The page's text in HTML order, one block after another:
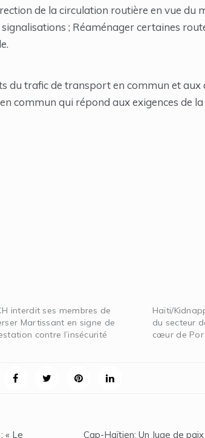
de la circulation routière en vue du
; Réaménager certaines
du trafic de transport en commun et
commun qui répond aux exigences de
interdit ses membres de
Martissant en signe de
contre l’insécurité
Haïti/
du secteur
cœur de
« Le Cap-Haïtien: Un Juge de